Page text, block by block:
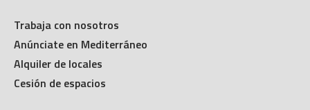
Trabaja con nosotros
Anúnciate en Mediterráneo
Alquiler de locales
Cesión de espacios